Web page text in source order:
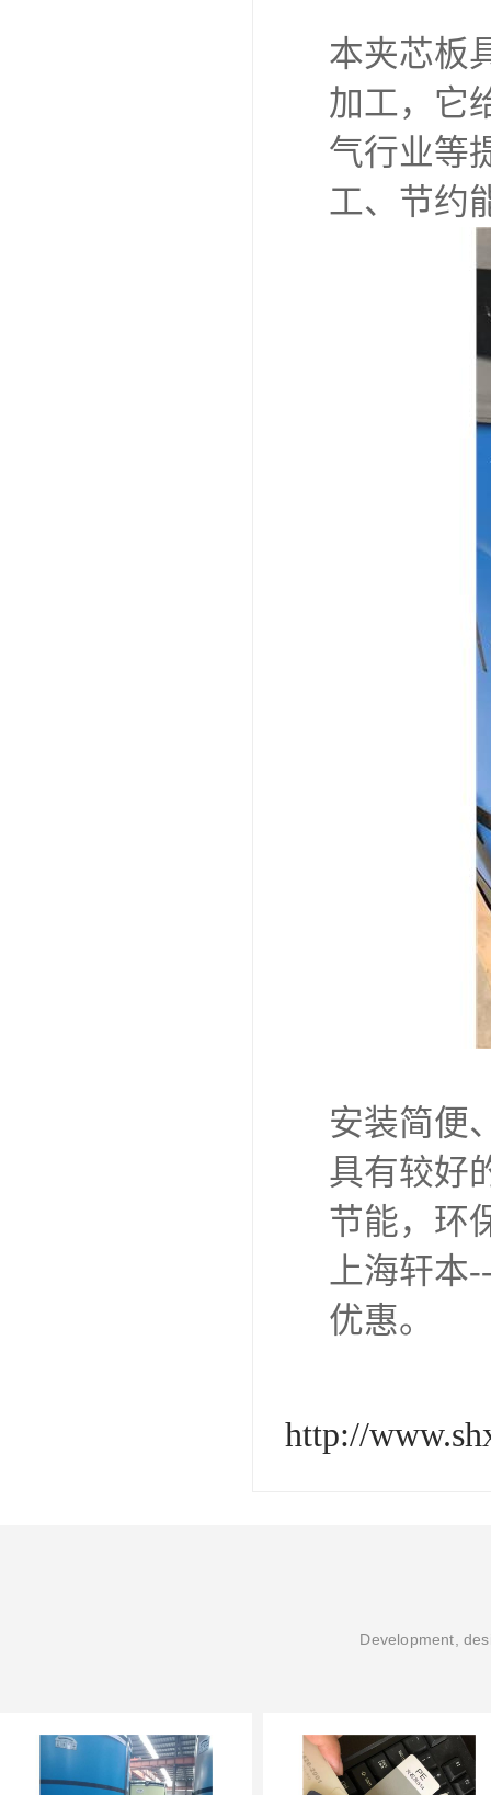
本夹芯板
加工，它
气行业等
工、节约
安装简便
具有较好
节能，环
上海轩本
优惠。
http://
Development,